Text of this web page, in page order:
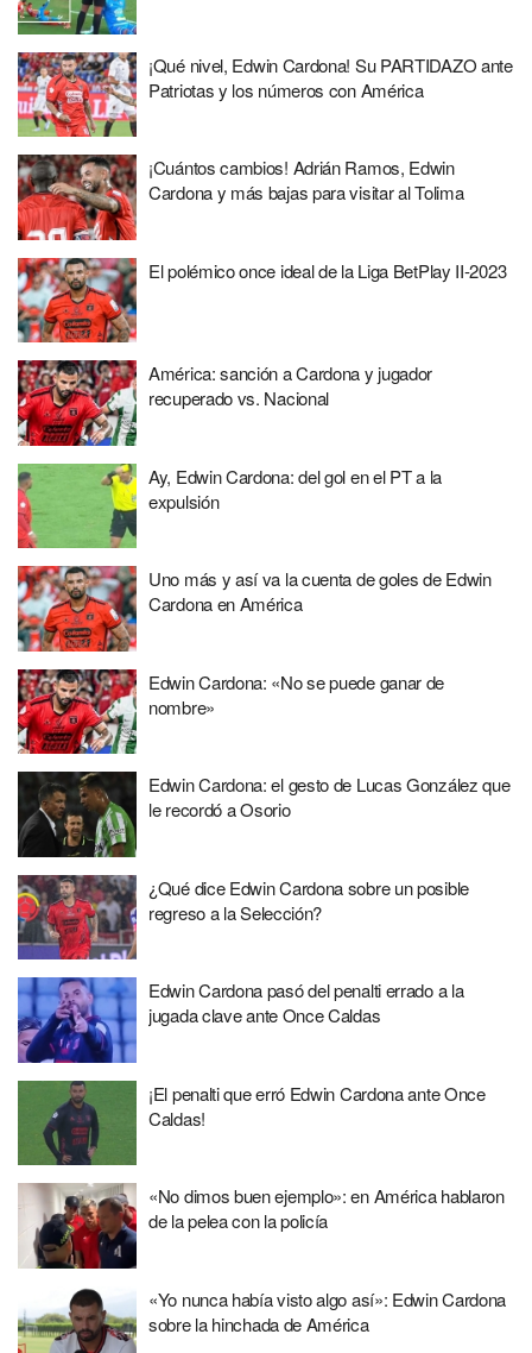
¡Qué nivel, Edwin Cardona! Su PARTIDAZO ante
Patriotas y los números con América
¡Cuántos cambios! Adrián Ramos, Edwin
Cardona y más bajas para visitar al Tolima
El polémico once ideal de la Liga BetPlay II-2023
América: sanción a Cardona y jugador
recuperado vs. Nacional
Ay, Edwin Cardona: del gol en el PT a la
expulsión
Uno más y así va la cuenta de goles de Edwin
Cardona en América
Edwin Cardona: «No se puede ganar de
nombre»
Edwin Cardona: el gesto de Lucas González que
le recordó a Osorio
¿Qué dice Edwin Cardona sobre un posible
regreso a la Selección?
Edwin Cardona pasó del penalti errado a la
jugada clave ante Once Caldas
¡El penalti que erró Edwin Cardona ante Once
Caldas!
«No dimos buen ejemplo»: en América hablaron
de la pelea con la policía
«Yo nunca había visto algo así»: Edwin Cardona
sobre la hinchada de América